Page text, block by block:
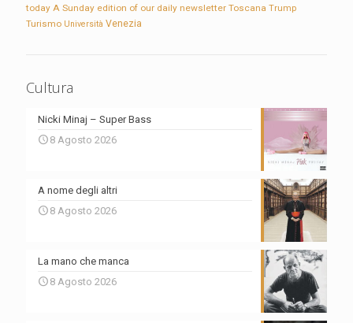
today A Sunday edition of our daily newsletter Toscana Trump
Turismo Università Venezia
Cultura
Nicki Minaj – Super Bass
8 Agosto 2026
A nome degli altri
8 Agosto 2026
La mano che manca
8 Agosto 2026